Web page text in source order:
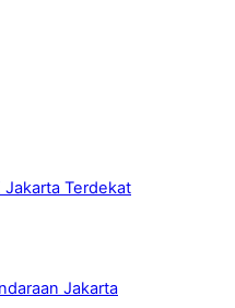
Jakarta Terdekat
Jakarta